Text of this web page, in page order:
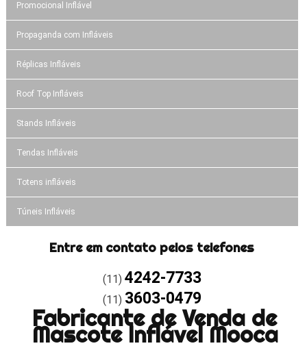
Promocional Inflável
Propaganda com Infláveis
Réplicas Infláveis
Roof Top Infláveis
Stands Infláveis
Tendas Infláveis
Totens infláveis
Túneis Infláveis
Entre em contato pelos telefones
(11) 4242-7733
(11) 3603-0479
Fabricante de Venda de
Mascote Inflável Mooca